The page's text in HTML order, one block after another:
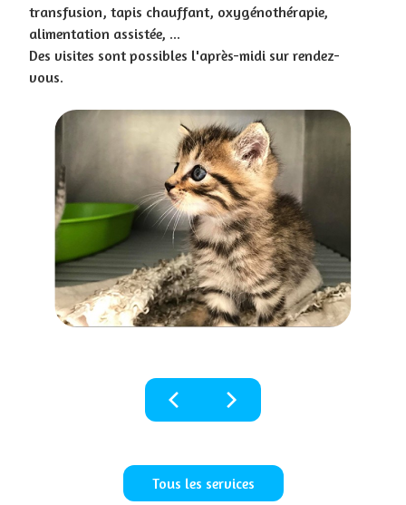
transfusion, tapis chauffant, oxygénothérapie,
alimentation assistée, ...
Des visites sont possibles l'après-midi sur rendez-
vous.
chevron_left chevron_right
Tous les services